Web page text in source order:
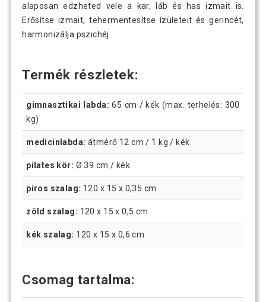
alaposan edzheted vele a kar, láb és has izmait is.
Erősítse izmait, tehermentesítse ízületeit és gerincét,
harmonizálja pszichéj
Termék részletek:
gimnasztikai labda: 65 cm / kék (max. terhelés: 300
kg)
medicinlabda: átmérő 12 cm / 1 kg / kék
pilates kör: Ø 39 cm / kék
piros szalag: 120 x 15 x 0,35 cm
zöld szalag: 120 x 15 x 0,5 cm
kék szalag: 120 x 15 x 0,6 cm
Csomag tartalma: